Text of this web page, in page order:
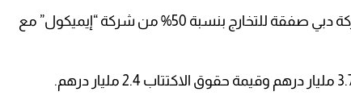
وفي سياق منفصل، عقدت شركة دبي صفقة للتخارج بنسبة 50% من شركة “إيميكول” مع